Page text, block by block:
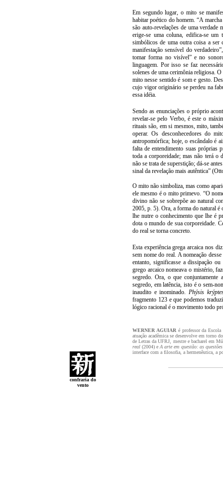
Em segundo lugar, o mito se
habitar poético do homem. “A
são auto-revelações de uma
erige-se uma coluna, edifica-se um
simbólicos de uma outra coisa a ser
manifestação sensível do
tomar forma no visível” e no
linguagem. Por isso se faz
solenes de uma cerimônia religiosa.
mito nesse sentido é som e gesto.
cujo vigor originário se perdeu na
essa idéia.
Sendo as enunciações o próprio
revelar-se pelo Verbo, é este o
rituais são, em si mesmos, mito,
operar. Os desconhecedores do
antropomórfica; hoje, o escândalo é
falta de entendimento suas próprias
toda a corporeidade; mas não terá o
não se trata de superstição; dá-se
sinal da revelação mais autêntica”
O mito não simboliza, mas como
ele mesmo é o mito primevo. “O
divino não se sobrepõe ao natural
2005, p. 5). Ora, a forma do natural é
lhe nutre o conhecimento que lhe é
dota o mundo de sua corporeidade.
do real se torna concreto.
Esta experiência grega arcaica nos
sem nome do real. A nomeação
entanto, significasse a dissipação
grego arcaico nomeava o mistério,
segredo. Ora, o que conjuntamente
segredo, em latência, isto é o sem-
inaudito e inominado. Phýsis
fragmento 123 e que podemos
lógico racional é o movimento todo
WERNER AGUIAR é professor da
atuação acadêmica se desenvolve em torno
de Letras da UFRJ, mestre e bacharel em
real (2004) eA arte em questão: as
interface com a filosofia, a hermenêutica, a
confraria do
vento